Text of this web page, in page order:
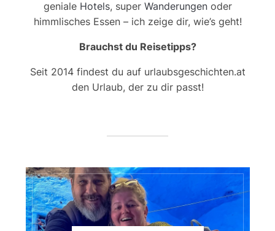
geniale Hotels, super Wanderungenoder
himmlisches Essen – ich zeige dir, wie’s geht!
Brauchst du Reisetipps?
Seit 2014 findest du auf urlaubsgeschichten.at
den Urlaub, der zu dir passt!